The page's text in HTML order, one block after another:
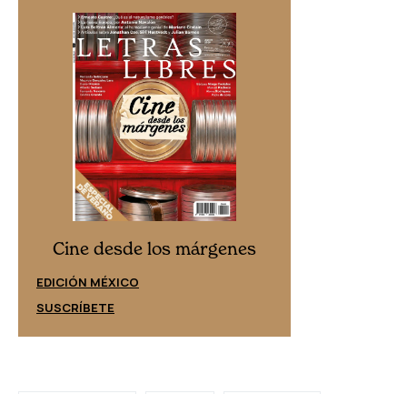
Cine desde los márgenes
EDICIÓN MÉXICO
SUSCRÍBETE